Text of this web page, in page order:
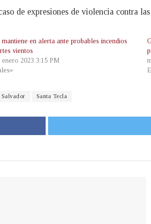
de expresiones de violencia contra
en alerta ante probables incendios
vientos
2023 3:15 PM
Salvador Santa Tecla